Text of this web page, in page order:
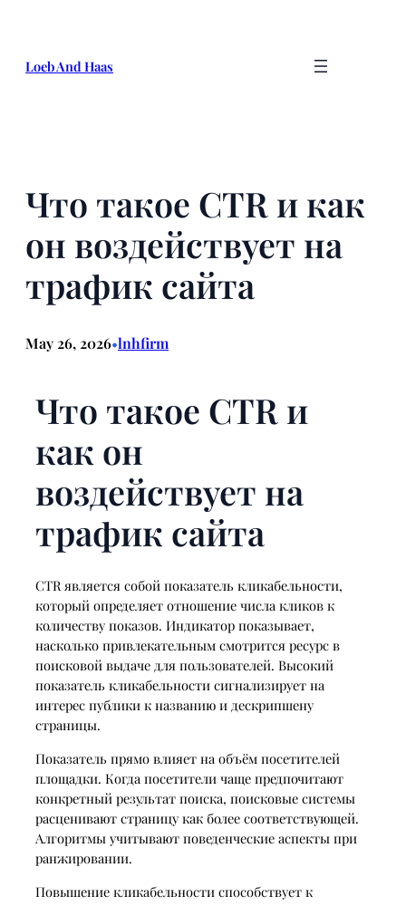
content
Loeb And Haas
Что такое CTR и как
он воздействует на
трафик сайта
May 26, 2026•lnhfirm
Что такое CTR и
как он
воздействует на
трафик сайта
CTR является собой показатель кликабельности,
который определяет отношение числа кликов к
количеству показов. Индикатор показывает,
насколько привлекательным смотрится ресурс в
поисковой выдаче для пользователей. Высокий
показатель кликабельности сигнализирует на
интерес публики к названию и дескрипшену
страницы.
Показатель прямо влияет на объём посетителей
площадки. Когда посетители чаще предпочитают
конкретный результат поиска, поисковые системы
расценивают страницу как более соответствующей.
Алгоритмы учитывают поведенческие аспекты при
ранжировании.
Повышение кликабельности способствует к